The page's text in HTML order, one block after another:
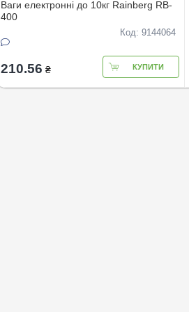
Ваги електроннi до 10кг Rainberg RB-
400
Код: 9144064
210.56 ₴ КУПИТИ